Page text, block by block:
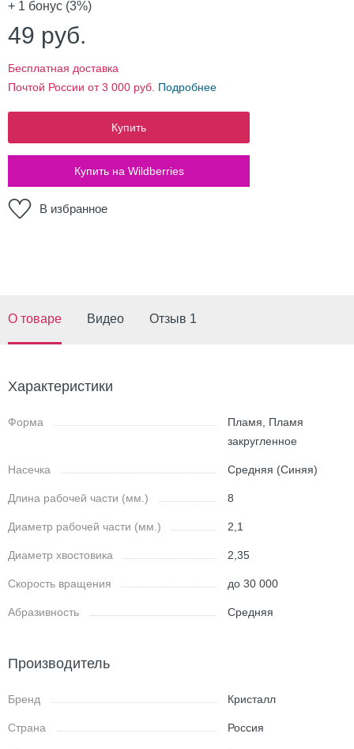
+ 1 бонус (3%)
49 руб.
Бесплатная доставка
Почтой России от 3 000 руб. Подробнее
Купить
Купить на Wildberries
В избранное
О товаре Видео Отзыв 1
Характеристики
Форма
Пламя, Пламя
закругленное
Насечка Средняя (Синяя)
Длина рабочей части (мм.) 8
Диаметр рабочей части (мм.) 2,1
Диаметр хвостовика 2,35
Скорость вращения до 30 000
Абразивность Средняя
Производитель
Бренд Кристалл
Страна Россия